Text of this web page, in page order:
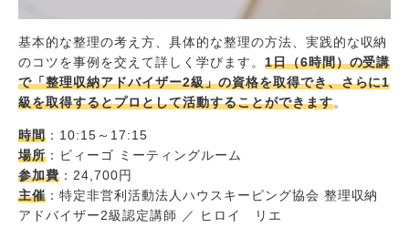
基本的な整理の考え方、具体的な整理の方法、実践的な収納
のコツを事例を交えて詳しく学びます。 1日（6時間）の受講
で「整理収納アドバイザー2級」の資格を取得でき、さらに1
級を取得するとプロとして活動することができます。
時間：10:15～17:15
場所：ビィーゴ ミーティングルーム
参加費：24,700円
主催：特定非営利活動法人ハウスキーピング協会 整理収納
アドバイザー2級認定講師 ／ ヒロイ リエ